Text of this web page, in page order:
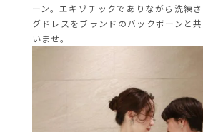
ーン。エキゾチックでありながら洗練
グドレスをブランドのバックボーンと
いませ。